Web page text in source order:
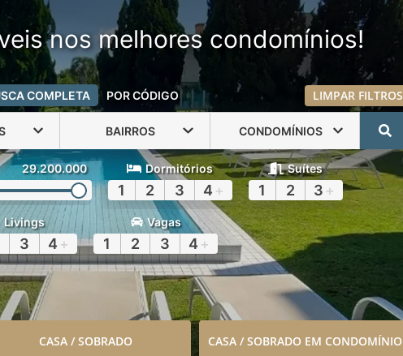
nos melhores condomínios!
COMPLETA POR CÓDIGO LIMPAR FILTROS
BAIRROS CONDOMÍNIOS
29.200.000 Dormitórios
1 2 3 4 +
Suítes
1 2 3 +
Livings
3 4 +
Vagas
1 2 3 4 +
CASA / SOBRADO CASA / SOBRADO EM CONDOMÍNIO